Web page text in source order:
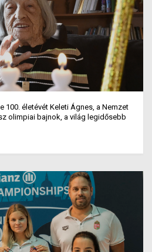
100. életévét Keleti Ágnes, a Nemzet
olimpiai bajnok, a világ legidősebb